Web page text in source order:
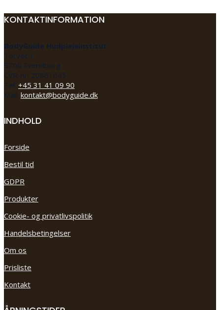
KONTAKTINFORMATION
BodyGuide Hudplejeinstitut
Torvet 1
5700 Svendborg
CVR-nr: 20861045
Tel: +45 31 41 09 90
Mail: kontakt@bodyguide.dk
INDHOLD
Forside
Bestil tid
GDPR
Produkter
Cookie- og privatlivspolitik
Handelsbetingelser
Om os
Prisliste
Kontakt